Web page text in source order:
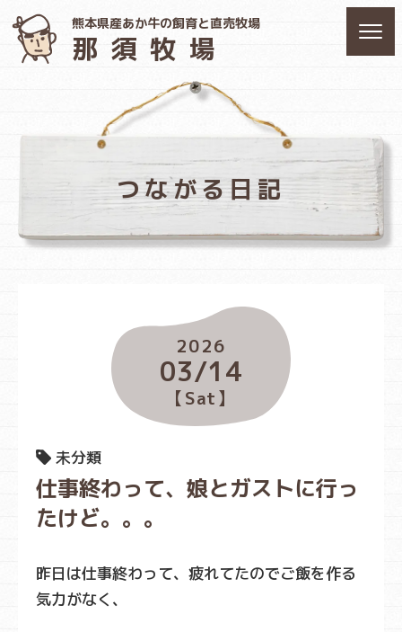
熊本県産あか牛の飼育と直売牧場
那須牧場
つながる日記
2026
03/14
【Sat】
未分類
仕事終わって、娘とガストに行っ
たけど。。。
昨日は仕事終わって、疲れてたのでご飯を作る
気力がなく、